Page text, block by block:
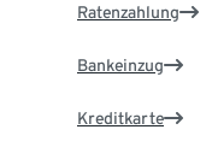
Ratenzahlung
Bankeinzug
Kreditkarte